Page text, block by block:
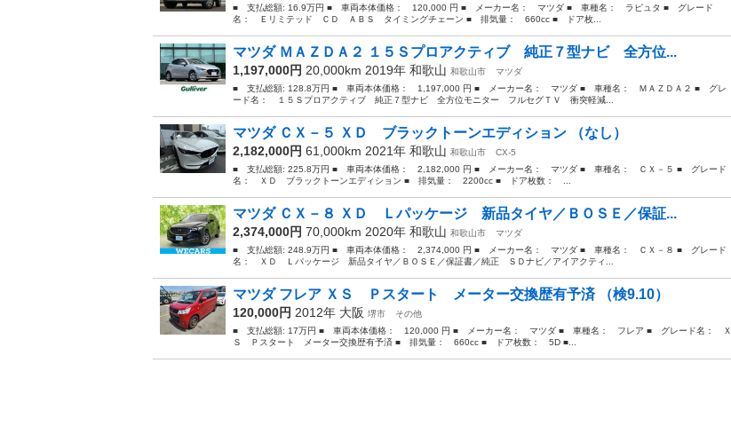
■ 支払総額: 16.9万円 ■ 車両本体価格： 120,000 円 ■ メーカー名： マツダ ■ 車種名： ラピュタ ■ グレード
名： Ｅリミテッド ＣＤ ＡＢＳ タイミングチェーン ■ 排気量： 660cc ■ ドア枚...
マツダ ＭＡＺＤＡ２ １５Ｓプロアクティブ 純正７型ナビ 全方位...
1,197,000円 20,000km 2019年 和歌山 和歌山市
マツダ
■ 支払総額: 128.8万円 ■ 車両本体価格： 1,197,000 円 ■ メーカー名： マツダ ■ 車種名： ＭＡＺＤＡ２ ■ グレ
ード名： １５Ｓプロアクティブ 純正７型ナビ 全方位モニター フルセグＴＶ 衝突軽減...
マツダ ＣＸ－５ ＸＤ ブラックトーンエディション （なし）
2,182,000円 61,000km 2021年 和歌山 和歌山市
CX-5
■ 支払総額: 225.8万円 ■ 車両本体価格： 2,182,000 円 ■ メーカー名： マツダ ■ 車種名： ＣＸ－５ ■ グレード
名： ＸＤ ブラックトーンエディション ■ 排気量： 2200cc ■ ドア枚数： ...
マツダ ＣＸ－８ ＸＤ Ｌパッケージ 新品タイヤ／ＢＯＳＥ／保証...
2,374,000円 70,000km 2020年 和歌山 和歌山市
マツダ
■ 支払総額: 248.9万円 ■ 車両本体価格： 2,374,000 円 ■ メーカー名： マツダ ■ 車種名： ＣＸ－８ ■ グレード
名： ＸＤ Ｌパッケージ 新品タイヤ／ＢＯＳＥ／保証書／純正 ＳＤナビ／アイアクティ...
マツダ フレア ＸＳ Ｐスタート メーター交換歴有予済 （検9.10）
120,000円 2012年 大阪 堺市
その他
■ 支払総額: 17万円 ■ 車両本体価格： 120,000 円 ■ メーカー名： マツダ ■ 車種名： フレア ■ グレード名： Ｘ
Ｓ Ｐスタート メーター交換歴有予済 ■ 排気量： 660cc ■ ドア枚数： 5D ■...